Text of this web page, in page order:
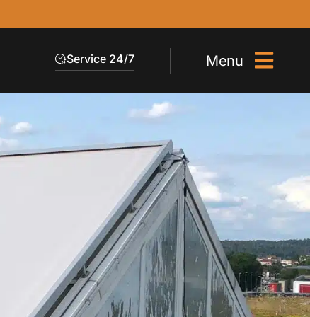
Service 24/7 Menu